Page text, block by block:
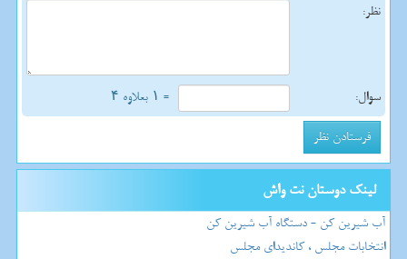
نظر:
سوال: = ۱ بعلاوه ۴
لینک دوستان نت واش
آب شیرین کن - دستگاه آب شیرین کن
انتخابات مجلس ، کاندیدای مجلس